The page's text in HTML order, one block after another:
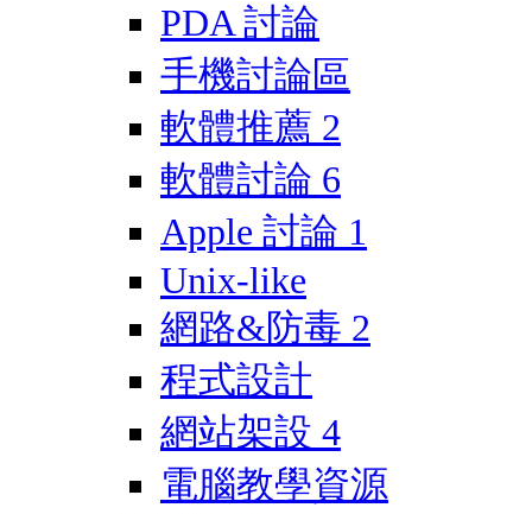
PDA 討論
手機討論區
軟體推薦 2
軟體討論 6
Apple 討論 1
Unix-like
網路&防毒 2
程式設計
網站架設 4
電腦教學資源